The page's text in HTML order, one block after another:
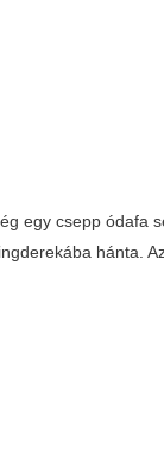
egy csepp ódafa
hánta.